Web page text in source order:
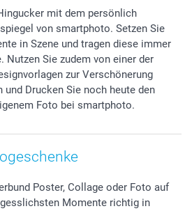
mit dem persönlich
von smartphoto. Setzen Sie
in Szene und tragen diese immer
Nutzen Sie zudem von einer der
zur Verschönerung
und Drucken Sie noch heute den
Foto bei smartphoto.
Poster, Collage oder Foto auf
Momente richtig in